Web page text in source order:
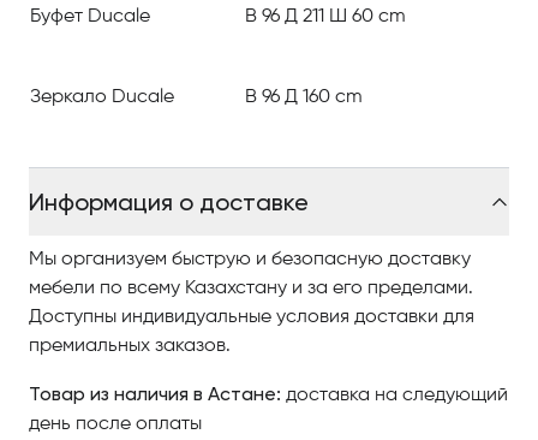
Буфет Ducale В 96 Д 211 Ш 60 cm
Зеркало Ducale В 96 Д 160 cm
Информация о доставке
Мы организуем быструю и безопасную доставку
мебели по всему Казахстану и за его пределами.
Доступны индивидуальные условия доставки для
премиальных заказов.
Товар из наличия в Астане: доставка на следующий
день после оплаты